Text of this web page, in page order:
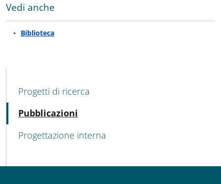
Vedi anche
Biblioteca
MENU CEV SECOND NAVIGATION
Progetti di ricerca
Pubblicazioni
Progettazione interna